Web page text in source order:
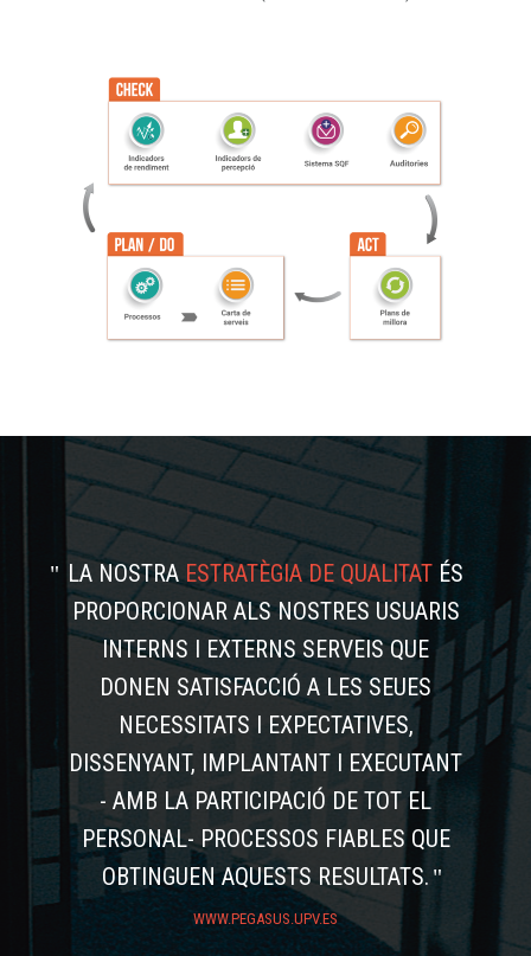
LA NOSTRAESTRATÈGIA DE QUALITAT ÉS
PROPORCIONAR ALS NOSTRES USUARIS
INTERNS I EXTERNS SERVEIS QUE
DONEN SATISFACCIÓ A LES SEUES
NECESSITATS I EXPECTATIVES,
DISSENYANT, IMPLANTANT I EXECUTANT
- AMB LA PARTICIPACIÓ DE TOT EL
PERSONAL- PROCESSOS FIABLES QUE
OBTINGUEN AQUESTS RESULTATS.
WWW.PEGASUS.UPV.ES